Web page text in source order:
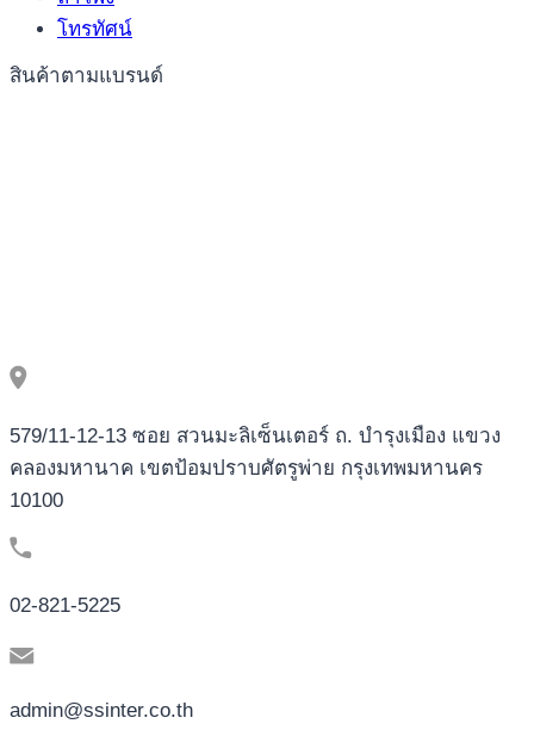
โทรทัศน์
สินค้าตามแบรนด์
579/11-12-13 ซอย สวนมะลิเซ็นเตอร์ ถ. บำรุงเมือง แขวง
คลองมหานาค เขตป้อมปราบศัตรูพ่าย กรุงเทพมหานคร
10100
02-821-5225
admin@ssinter.co.th